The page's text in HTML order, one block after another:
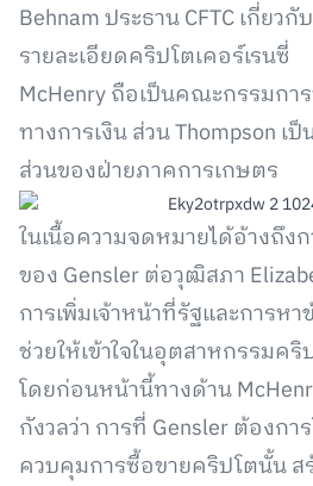
Behnam ประธาน CFTC เกี่ยว
รายละเอียดคริปโตเคอร์เรนซี่
McHenry ถือเป็นคณะกรรมกา
ทางการเงิน ส่วน Thompson
ส่วนของฝ่ายภาคการเกษตร
ในเนื้อความจดหมายได้อ้างถึง
ของ Gensler ต่อวุฒิสภา
การเพิ่มเจ้าหน้าที่รัฐและการห
ช่วยให้เข้าใจในอุตสาหกรรมค
โดยก่อนหน้านี้ทางด้าน
กังวลว่า การที่ Gensler ต้องก
ควบคุมการซื้อขายคริปโตนั้น ส